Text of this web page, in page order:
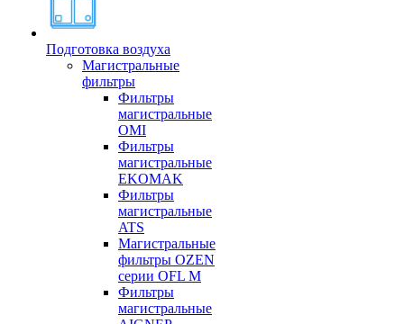
Подготовка воздуха
Магистральные
фильтры
Фильтры
магистральные
OMI
Фильтры
магистральные
EKOMAK
Фильтры
магистральные
ATS
Магистральные
фильтры OZEN
серии OFL M
Фильтры
магистральные